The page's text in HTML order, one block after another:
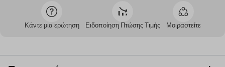
Κάντε μια ερώτηση Ειδοποίηση Πτώσης Τιμής Μοιραστείτε